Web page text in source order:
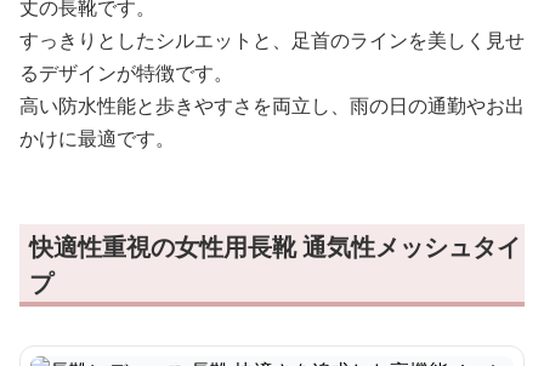
丈の長靴です。
すっきりとしたシルエットと、足首のラインを美しく見せ
るデザインが特徴です。
高い防水性能と歩きやすさを両立し、雨の日の通勤やお出
かけに最適です。
快適性重視の女性用長靴 通気性メッシュタイ
プ